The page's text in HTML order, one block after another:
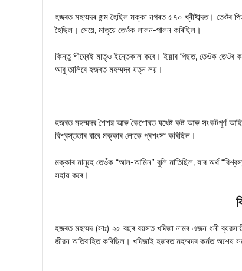
হজৰত মহম্মদৰ জন্ম হৈছিল মক্কা নগৰত ৫৭০ খ্ৰীষ্টাব্দত।
হৈছিল। সেয়ে, মাতৃয়ে তেওঁক লালন-পালন কৰিছিল।
কিন্তু শীঘ্ৰেই মাতৃও ইন্তেকাল কৰে। ইয়াৰ পিছত, তেওঁক তেওঁৰ
আবু তালিবে হজৰত মহম্মদৰ যত্ন লয়।
হজৰত মহম্মদৰ শৈশৱ আৰু কৈশোৰত যথেষ্ট কষ্ট আৰু সংকটপূর্ণ
বিশ্বস্ততাৰ বাবে মক্কাৰ লোকে প্ৰশংসা কৰিছিল।
মক্কাৰ মানুহে তেওঁক “আল-আমিন” বুলি মাতিছিল, যাৰ অৰ্থ
সহায় কৰে।
হজৰত মহম্মদ (সাঃ) ২৫ বছৰ বয়সত খদিজা নামৰ এজন ধনী
জীৱন অতিবাহিত কৰিছিল। খদিজাই হজৰত মহম্মদৰ কৰ্মত